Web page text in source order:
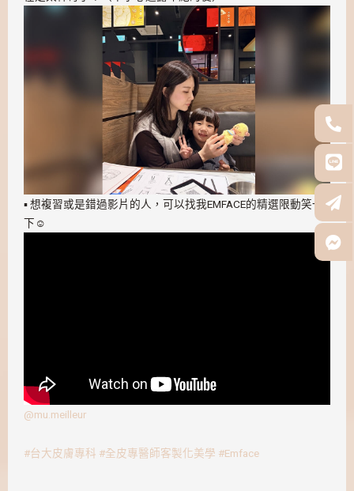
▪️ 想複習或是錯過影片的人，可以找我EMFACE的精選限動笑一
下☺️
@mu.meilleur
#台大皮膚專科 #全皮專醫師客製化美學 #Emface